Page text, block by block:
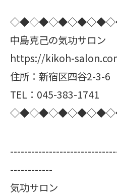
中島克己の気功サロン
https://kikoh-
住所：新宿区四谷2-3-
TEL：045-383-1741
------------
気功サロン